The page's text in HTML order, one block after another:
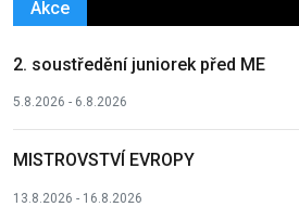
Akce
2. soustředění juniorek před ME
5.8.2026 - 6.8.2026
MISTROVSTVÍ EVROPY
13.8.2026 - 16.8.2026